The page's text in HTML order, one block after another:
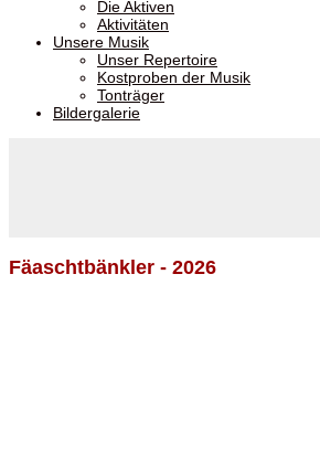
Die Aktiven
Aktivitäten
Unsere Musik
Unser Repertoire
Kostproben der Musik
Tonträger
Bildergalerie
Fäaschtbänkler - 2026